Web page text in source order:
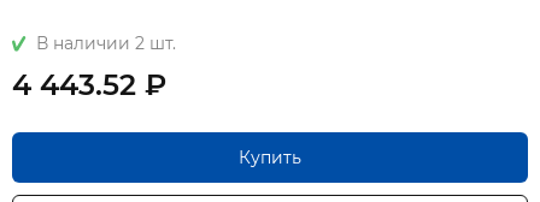
В наличии 2 шт.
4 443.52 ₽
Купить